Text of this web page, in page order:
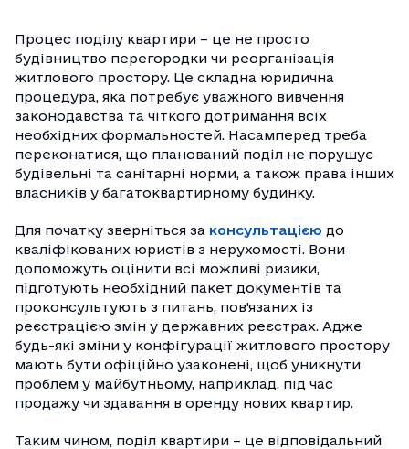
Процес поділу квартири – це не просто
будівництво перегородки чи реорганізація
житлового простору. Це складна юридична
процедура, яка потребує уважного вивчення
законодавства та чіткого дотримання всіх
необхідних формальностей. Насамперед треба
переконатися, що планований поділ не порушує
будівельні та санітарні норми, а також права інших
власників у багатоквартирному будинку.
Для початку зверніться за консультацією до
кваліфікованих юристів з нерухомості. Вони
допоможуть оцінити всі можливі ризики,
підготують необхідний пакет документів та
проконсультують з питань, пов’язаних із
реєстрацією змін у державних реєстрах. Адже
будь-які зміни у конфігурації житлового простору
мають бути офіційно узаконені, щоб уникнути
проблем у майбутньому, наприклад, під час
продажу чи здавання в оренду нових квартир.
Таким чином, поділ квартири – це відповідальний